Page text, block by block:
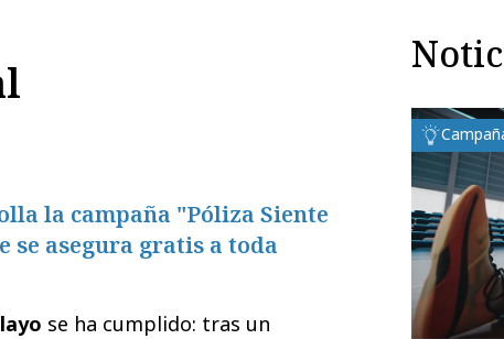
la campaña "Póliza Siente
se asegura gratis a toda
se ha cumplido: tras un